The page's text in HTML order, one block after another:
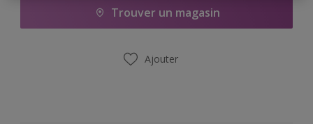
Trouver un magasin
Ajouter